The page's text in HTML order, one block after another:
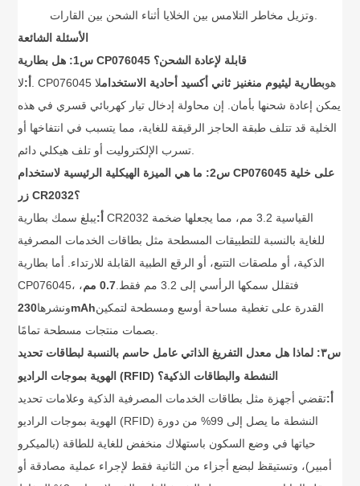
الأسئلة الشائعة
س1: هل بطارية CP076045 قابلة لإعادة الشحن؟
أ:
لا. CP076045 هوبطارية ليثيوم منغنيز ثاني أكسيد أحادية الاستخداملا
يمكن إعادة شحنها بأمان. إن محاولة إدخال تيار كهربائي قسري في هذه
الخلية قد تتلف طبقة الحاجز الرقيقة للغاية، مما يتسبب في انتفاخها أو
س2: ما هي الميزة الهيكلية الرئيسية لاستخدام CP076045 على خلية
زر CR2032؟
أ:يبلغ سمك بطارية CR2032 القياسية 3.2 مم، مما يجعلها ضخمة
للغاية بالنسبة للتطبيقات المسطحة مثل بطاقات الخدمات المصرفية
الذكية، أو ملصقات التتبع، أو الرقع الطبية القابلة للارتداء. أما بطارية
CP076045، فتقلل سمكها الرأسي إلى 3.2 مم فقط.
0.7 مم
،
ونشرها230mAhالقدرة على تغطية مساحة أوسع ومسطحة لتمكين
س٣: لماذا
هل معدل التفريغ الذاتي عامل حاسم بالنسبة لبطاقات تحديد
الهوية بموجات الراديو (RFID) النشطة والبطاقات الذكية؟
أ:تقضي أجهزة مثل بطاقات الخدمات المصرفية الذكية وعلامات تحديد
الهوية بموجات الراديو (RFID) النشطة ما يصل إلى 99% من دورة
حياتها في وضع السكون باستهلاك منخفض للغاية للطاقة (بالميكرو
أمبير)، وتستيقظ لبضع أجزاء من الثانية فقط لإجراء عملية مصادقة أو